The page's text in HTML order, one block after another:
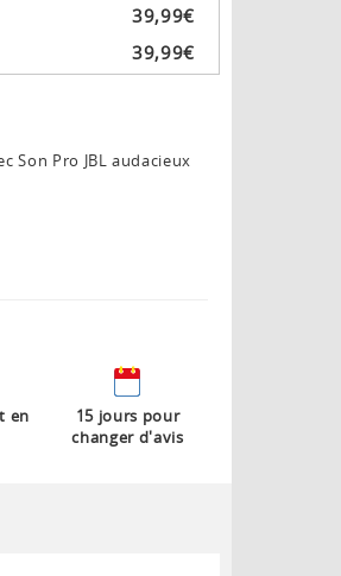
39,99€
39,99€
Son Pro JBL audacieux
en
15 jours pour
changer d'avis